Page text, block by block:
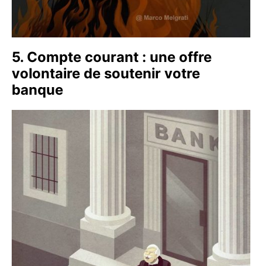
5. Compte courant : une offre
volontaire de soutenir votre
banque